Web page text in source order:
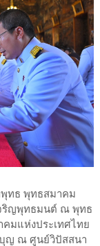
พุทธ พุทธสมาคม
ริญพุทธมนต์ ณ พุทธ
คมแห่งประเทศไทย
ญ ณ ศูนย์วิปัสสนา